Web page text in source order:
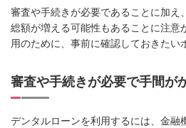
審査や手続きが必要であることに加え
総額が増える可能性もあることに注意
用のために、事前に確認しておきたい
審査や手続きが必要で手間が
デンタルローンを利用するには、金融